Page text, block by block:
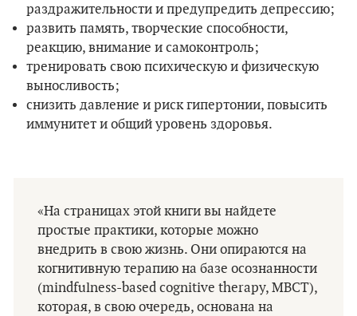
раздражительности и предупредить депрессию;
развить память, творческие способности,
реакцию, внимание и самоконтроль;
тренировать свою психическую и физическую
выносливость;
снизить давление и риск гипертонии, повысить
иммунитет и общий уровень здоровья.
«На страницах этой книги вы найдете
простые практики, которые можно
внедрить в свою жизнь. Они опираются на
когнитивную терапию на базе осознанности
(mindfulness-based cognitive therapy, MBCT),
которая, в свою очередь, основана на